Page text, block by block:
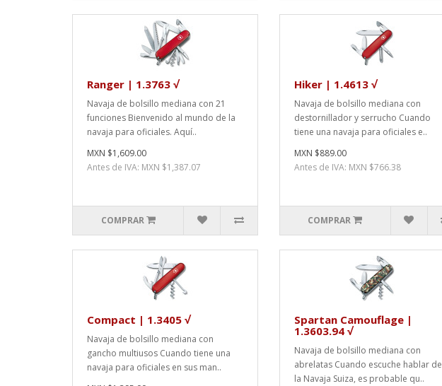
Ranger | 1.3763 √
Navaja de bolsillo mediana con 21
funciones Bienvenido al mundo de la
navaja para oficiales. Aquí..
MXN $1,609.00
Antes de IVA: MXN $1,387.07
COMPRAR
Hiker | 1.4613 √
Navaja de bolsillo mediana con
destornillador y serrucho Cuando
tiene una navaja para oficiales e..
MXN $889.00
Antes de IVA: MXN $766.38
COMPRAR
Compact | 1.3405 √
Navaja de bolsillo mediana con
gancho multiusos Cuando tiene una
navaja para oficiales en sus man..
Spartan Camouflage |
1.3603.94 √
Navaja de bolsillo mediana con
abrelatas Cuando escuche hablar de
la Navaja Suiza, es probable qu..